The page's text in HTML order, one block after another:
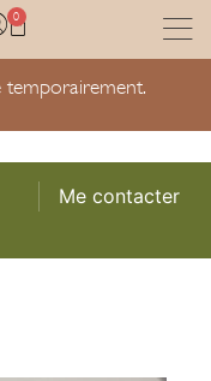
0
temporairement.
Me contacter